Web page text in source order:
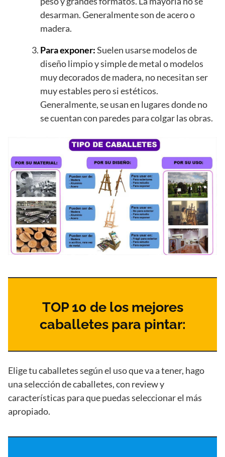
desarman. Generalmente son de acero o
madera.
Para exponer:Suelen usarse modelos de
diseño limpio y simple de metal o modelos
muy decorados de madera, no necesitan ser
muy estables pero si estéticos.
Generalmente, se usan en lugares donde no
se cuentan con paredes para colgar las obras.
TOP 10 de los mejores
caballetes para pintar:
Elige tu caballetes según el uso que va a tener, hago
una selección de caballetes, con review y
características para que puedas seleccionar el más
apropiado.